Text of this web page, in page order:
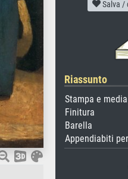
Salva /
Riassunto
Stampa e media
Finitura
Barella
Appendiabiti